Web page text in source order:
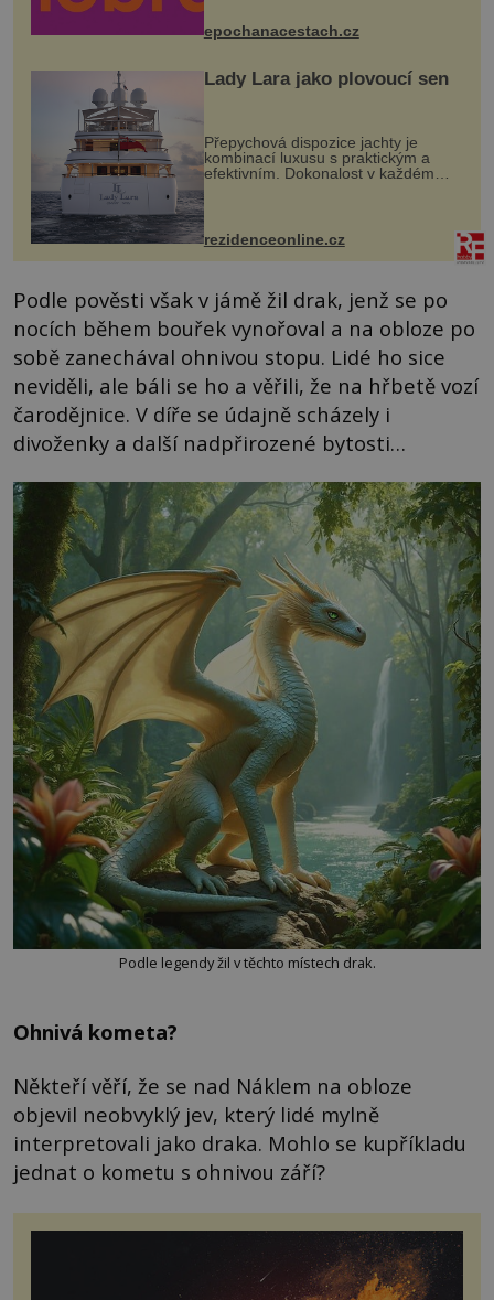
mohou těšit na víno, burčák, pes...
epochanacestach.cz
Lady Lara jako plovoucí sen
Přepychová dispozice jachty je
kombinací luxusu s praktickým a
efektivním. Dokonalost v každém
detailu představuje značka Fendi
Casa, kterou byly vybaveny její
paluby. Monacký přístav nabízí
každoročn...
rezidenceonline.cz
Podle pověsti však v jámě žil drak, jenž se po
nocích během bouřek vynořoval a na obloze po
sobě zanechával ohnivou stopu. Lidé ho sice
neviděli, ale báli se ho a věřili, že na hřbetě vozí
čarodějnice. V díře se údajně scházely i
divoženky a další nadpřirozené bytosti…
Podle legendy žil v těchto místech drak.
Ohnivá kometa?
Někteří věří, že se nad Náklem na obloze
objevil neobvyklý jev, který lidé mylně
interpretovali jako draka. Mohlo se kupříkladu
jednat o kometu s ohnivou září?